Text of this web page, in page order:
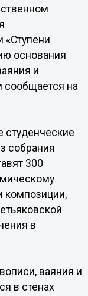
«Ступени
основания
и
сообщается на
студенческие
собрания
300
композиции,
в
ваяния и
в стенах